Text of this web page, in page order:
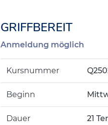
GRIFFBEREIT
Anmeldung möglich
Kursnummer
Beginn
Dauer 21